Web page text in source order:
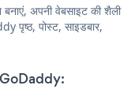
अपनी वेबसाइट की शैली
पृष्ठ, पोस्ट, साइडबार,